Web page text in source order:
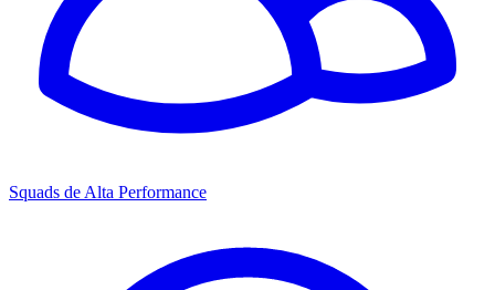
Squads de Alta Performance